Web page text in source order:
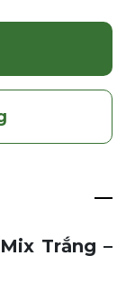
Trắng –